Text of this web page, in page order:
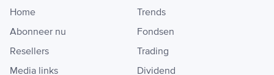
Home
Abonneer nu
Resellers
Media links
Trends
Fondsen
Trading
Dividend